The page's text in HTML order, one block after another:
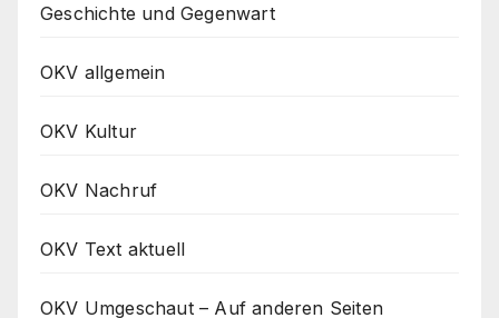
Geschichte und Gegenwart
OKV allgemein
OKV Kultur
OKV Nachruf
OKV Text aktuell
OKV Umgeschaut – Auf anderen Seiten